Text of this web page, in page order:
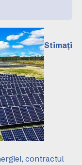
Stimați
contractul